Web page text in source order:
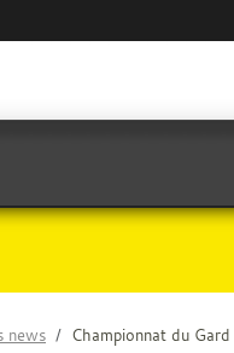
news Championnat du